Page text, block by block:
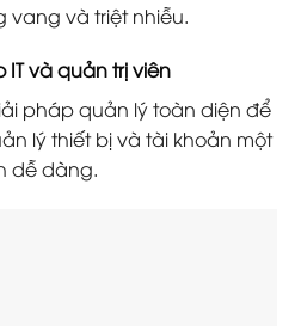
vang và triệt nhiễu.
và quản trị viên
pháp quản lý toàn diện để
lý thiết bị và tài khoản một
dễ dàng.